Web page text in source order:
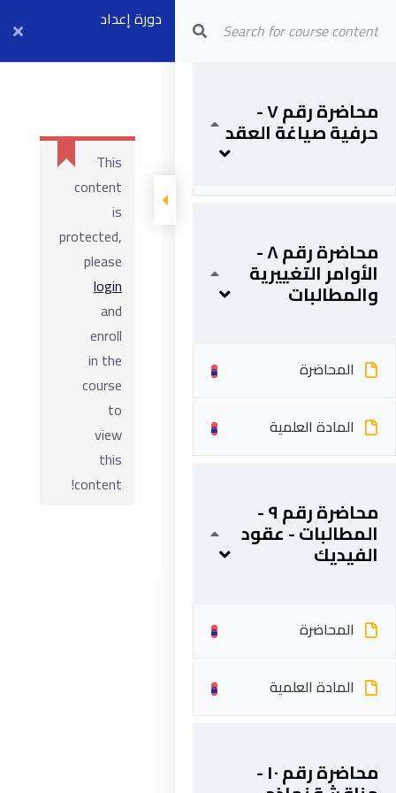
Arab Center for Arbitration
دورة إعداد
مهندسي العقود
الهندسية
محاضرة رقم ٧ -
حرفية صياغة العقد
المحاضرة
محاضرة رقم ٨ -
الأوامر التغييرية
والمطالبات
المحاضرة
المادة العلمية
محاضرة رقم ٩ -
المطالبات - عقود
الفيديك
المحاضرة
المادة العلمية
محاضرة رقم ١٠ -
This
content
is
protected,
please
login
and
enroll
in the
course
to
view
this
content!
ابقى على تواصل
5 شارع 278 – المعادي الجديدة – القاهرة – جمهورية مصر
info@acarea.com.eg